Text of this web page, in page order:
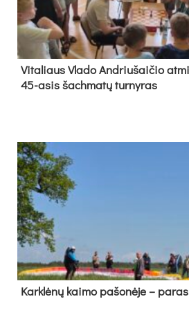
Vi­ta­liaus Vla­do And­riu­šai­čio
45-asis šach­ma­tų tur­ny­ras
Kark­lė­nų kai­mo pa­šo­nė­je –